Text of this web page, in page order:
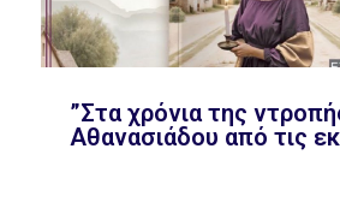
”Στα χρόνια της
Αθανασιάδου από τις